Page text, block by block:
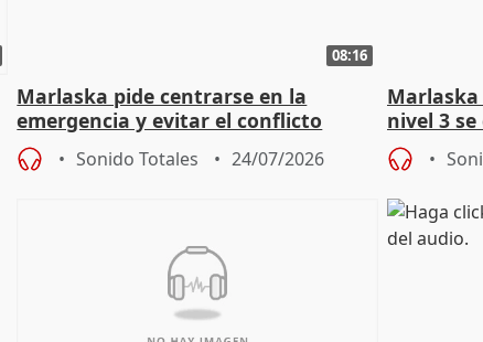
08:16
Marlaska pide centrarse en la
emergencia y evitar el conflicto
político
Sonido Totales 24/07/2026
Marlaska
nivel 3
de los